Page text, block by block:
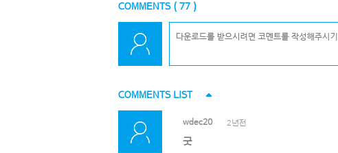
COMMENTS ( 77 )
COMMENTS LIST
wdec20 2년전
굿